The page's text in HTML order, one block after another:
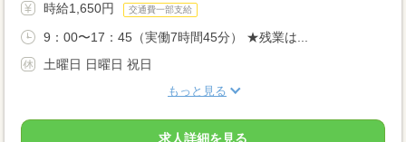
時給1,650円 交通費一部支給
9：00〜17：45（実働7時間45分） ★残業は...
土曜日 日曜日 祝日
もっと見る
求人詳細を見る